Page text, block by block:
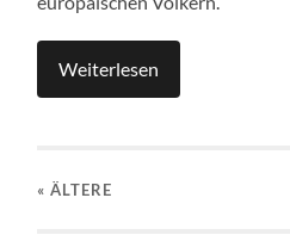
Weiterlesen
« ÄLTERE